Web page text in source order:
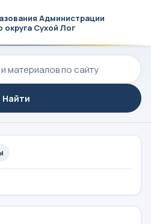
Администрации
округа Сухой Лог
Найти